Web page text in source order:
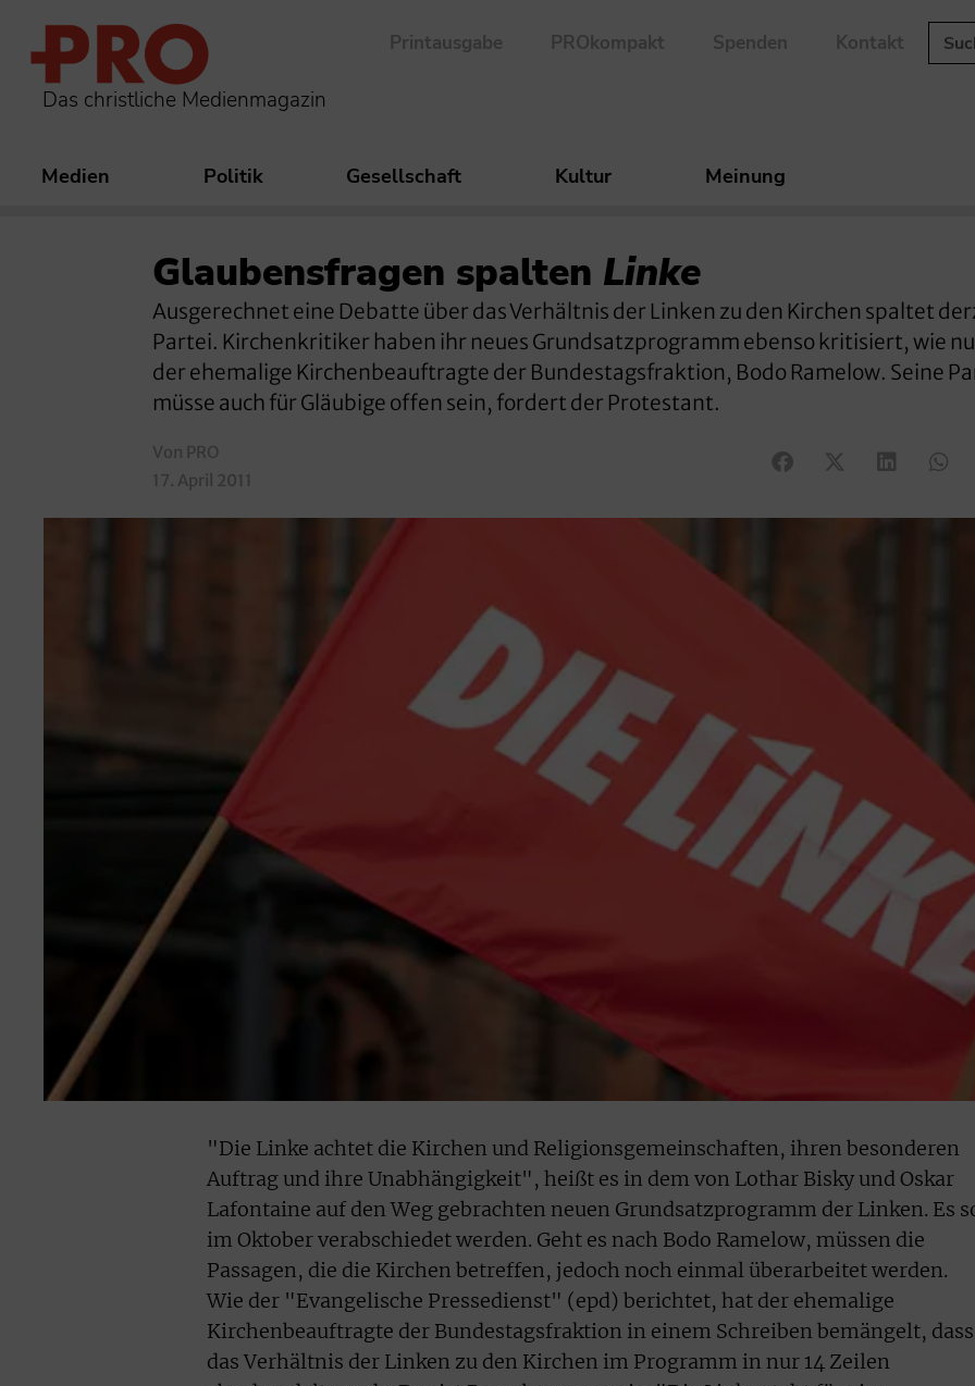
Das christliche Medienmagazin
Printausgabe PROkompakt Spenden Kontakt
Medien Politik Gesellschaft Kultur Meinung
Glaubensfragen spalten Linke
Ausgerechnet eine Debatte über das Verhältnis der Linken zu den Kirchen spaltet
Partei. Kirchenkritiker haben ihr neues Grundsatzprogramm ebenso kritisiert, wie
der ehemalige Kirchenbeauftragte der Bundestagsfraktion, Bodo Ramelow. Seine
müsse auch für Gläubige offen sein, fordert der Protestant.
Von PRO
17. April 2011
"Die Linke achtet die Kirchen und Religionsgemeinschaften, ihren besonderen
Auftrag und ihre Unabhängigkeit", heißt es in dem von Lothar Bisky und Oskar
Lafontaine auf den Weg gebrachten neuen Grundsatzprogramm der Linken. Es
im Oktober verabschiedet werden. Geht es nach Bodo Ramelow, müssen die
Passagen, die die Kirchen betreffen, jedoch noch einmal überarbeitet werden.
Wie der "Evangelische Pressedienst" (epd) berichtet, hat der ehemalige
Kirchenbeauftragte der Bundestagsfraktion in einem Schreiben bemängelt, dass
das Verhältnis der Linken zu den Kirchen im Programm in nur 14 Zeilen